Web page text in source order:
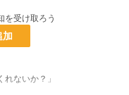
を受け取ろう
加
ないか？」